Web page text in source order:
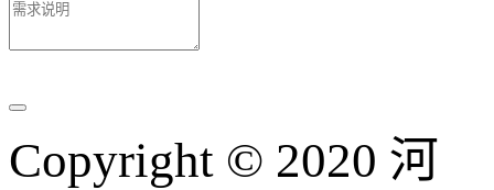
Copyright © 2020 河